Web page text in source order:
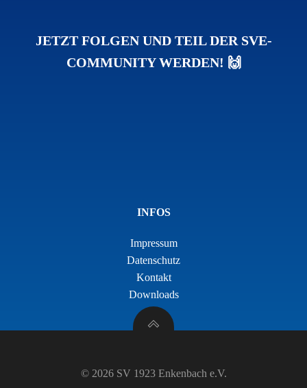
JETZT FOLGEN UND TEIL DER SVE-
COMMUNITY WERDEN! 🙌
INFOS
Impressum
Datenschutz
Kontakt
Downloads
© 2026 SV 1923 Enkenbach e.V.